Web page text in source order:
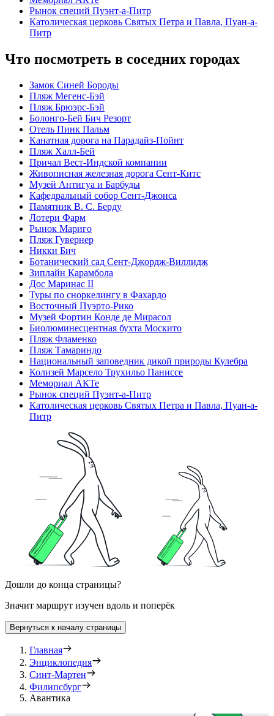
Рынок специй Пуэнт-а-Питр
Католическая церковь Святых Петра и Павла, Пуан-а-
Питр
Что посмотреть в соседних городах
Замок Синей Бороды
Пляж Мегенс-Бэй
Пляж Брюэрс-Бэй
Болонго-Бей Бич Резорт
Отель Пинк Пальм
Канатная дорога на Парадайз-Пойнт
Пляж Халл-Бей
Причал Вест-Индской компании
Живописная железная дорога Сент-Китс
Музей Антигуа и Барбуды
Кафедральный собор Сент-Джонса
Памятник В. С. Берду
Лотери Фарм
Рынок Мариго
Пляж Гувернер
Никки Бич
Ботанический сад Сент-Джордж-Виллидж
Зиплайн Карамбола
Дос Маринас II
Туры по сноркелингу в Фахардо
Восточный Пуэрто-Рико
Музей Фортин Конде де Мирасол
Биолюминесцентная бухта Москито
Пляж Фламенко
Пляж Тамариндо
Национальный заповедник дикой природы Кулебра
Колизей Марсело Трухильо Паниссе
Мемориал АКТе
Рынок специй Пуэнт-а-Питр
Католическая церковь Святых Петра и Павла, Пуан-а-
Питр
Дошли до конца страницы?
Значит маршрут изучен вдоль и поперёк
Вернуться к началу страницы
Главная
Энциклопедия
Синт-Мартен
Филипсбург
Авантика